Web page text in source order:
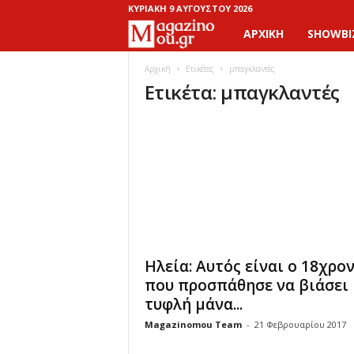
ΚΥΡΙΑΚΉ 9 ΑΥΓΟΎΣΤΟΥ 2026
a
g
o
M
ΑΡΧΙΚΉ
Αρχική Ετικέτες μπαγκλαντές
Ετικέτα: μπαγκλαντές
Ηλεία: Αυτός είναι ο
που προσπάθησε να βιάσει
τυφλή μάνα...
Magazinomou Team - 21 Φεβρουαρίου 2017